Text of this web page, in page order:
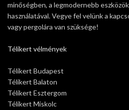
minőségben, a legmodernebb
használatával. Vegye fel velünk a
vagy pergolára van szüksége!
Télikert vélmények
Télikert Budapest
Télikert Balaton
Télikert Esztergom
Télikert Miskolc